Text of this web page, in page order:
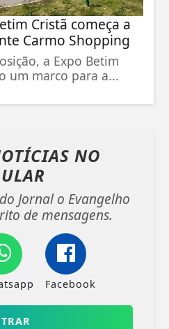
Cristã começa a
Carmo Shopping
a Expo Betim
um marco para a...
NO
Jornal o Evangelho
de mensagens.
Facebook